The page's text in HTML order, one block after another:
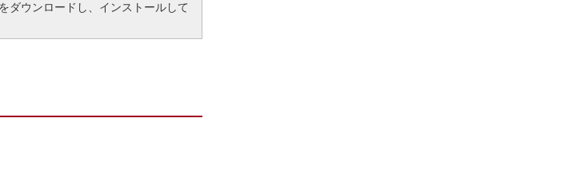
ダウンロードし、インストールして